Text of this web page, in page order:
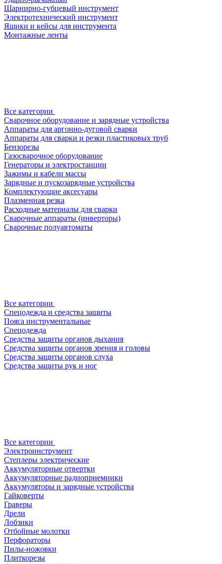
Шарнирно-губцевый инструмент
Электротехнический инструмент
Ящики и кейсы для инструмента
Монтажные ленты
Все категории
Сварочное оборудование и зарядные устройства
Аппараты для аргонно-дуговой сварки
Аппараты для сварки и резки пластиковых труб
Бензорезы
Газосварочное оборудование
Генераторы и электростанции
Зажимы и кабели массы
Зарядные и пускозарядные устройства
Комплектующие аксесуары
Плазменная резка
Расходные материалы для сварки
Сварочные аппараты (инверторы)
Сварочные полуавтоматы
Все категории
Спецодежда и средства защиты
Пояса инструментальные
Спецодежда
Средства защиты органов дыхания
Средства защиты органов зрения и головы
Средства защиты органов слуха
Средства защиты рук и ног
Все категории
Электроинструмент
Степлеры электрические
Аккумуляторные отвертки
Аккумуляторные радиоприемники
Аккумуляторы и зарядные устройства
Гайковерты
Граверы
Дрели
Лобзики
Отбойные молотки
Перфораторы
Пилы-ножовки
Плиткорезы